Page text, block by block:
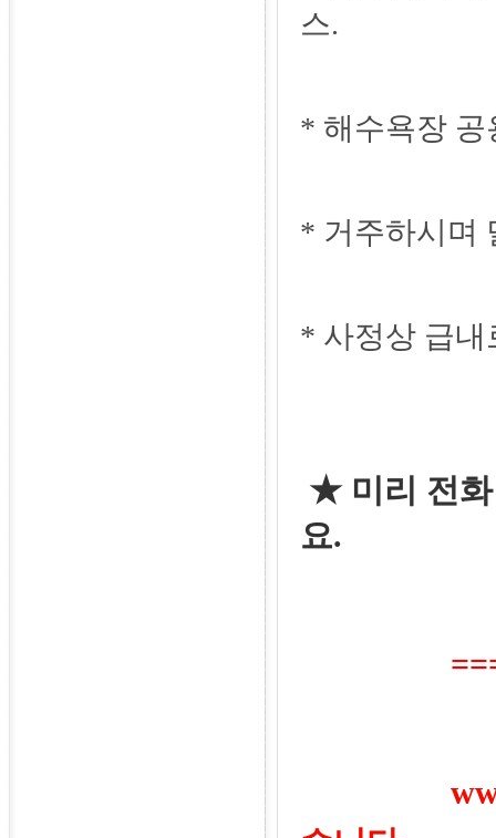
스.
* 해수욕장 공
* 거주하시며
* 사정상 급내
★ 미리 전
요.
www.푸